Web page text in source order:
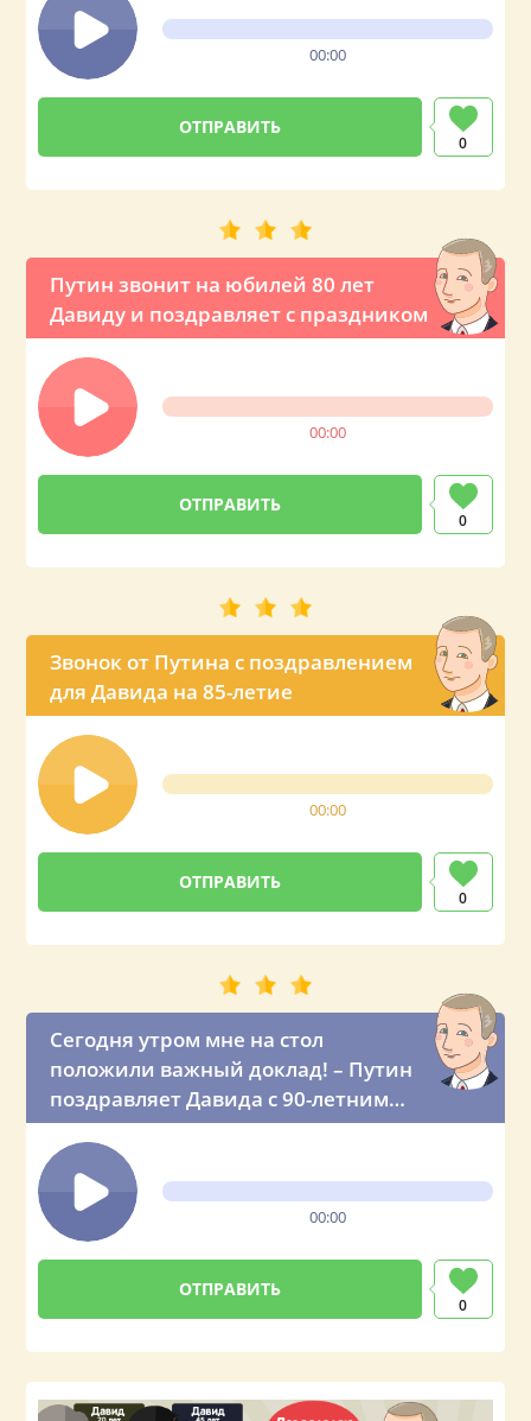
00:00
0
Путин звонит на юбилей 80 лет
Давиду и поздравляет с праздником
00:00
0
Звонок от Путина с поздравлением
для Давида на 85-летие
00:00
0
Сегодня утром мне на стол
положили важный доклад! – Путин
поздравляет Давида с 90-летним
юбилеем
00:00
0